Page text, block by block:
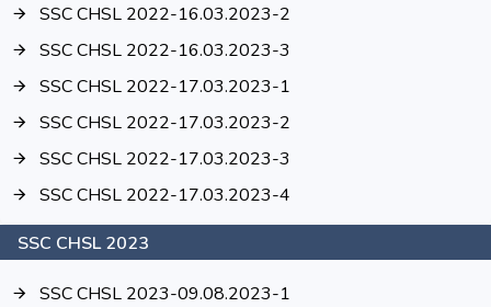
SSC CHSL 2022-16.03.2023-2
SSC CHSL 2022-16.03.2023-3
SSC CHSL 2022-17.03.2023-1
SSC CHSL 2022-17.03.2023-2
SSC CHSL 2022-17.03.2023-3
SSC CHSL 2022-17.03.2023-4
SSC CHSL 2023
SSC CHSL 2023-09.08.2023-1